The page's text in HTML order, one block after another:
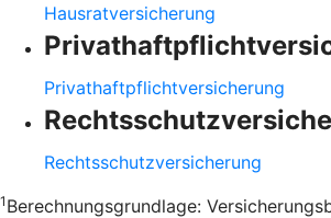
Hausratversicherung
Privathaftpflichtversicherung
Rechtsschutzversicherung
1 Berechnungsgrundlage: